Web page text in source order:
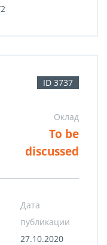
ID 3737
Оклад
To be
discussed
Дата
публикации
27.10.2020